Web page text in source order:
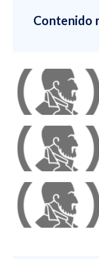
Contenido